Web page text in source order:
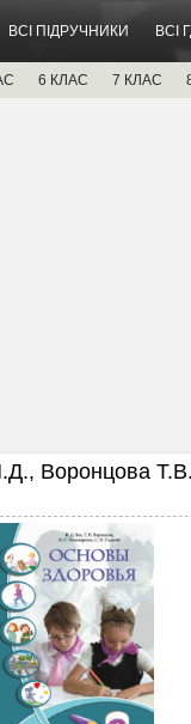
ВСІ ПІДРУЧНИКИ ВСІ
6 КЛАС 7 КЛАС
Воронцова